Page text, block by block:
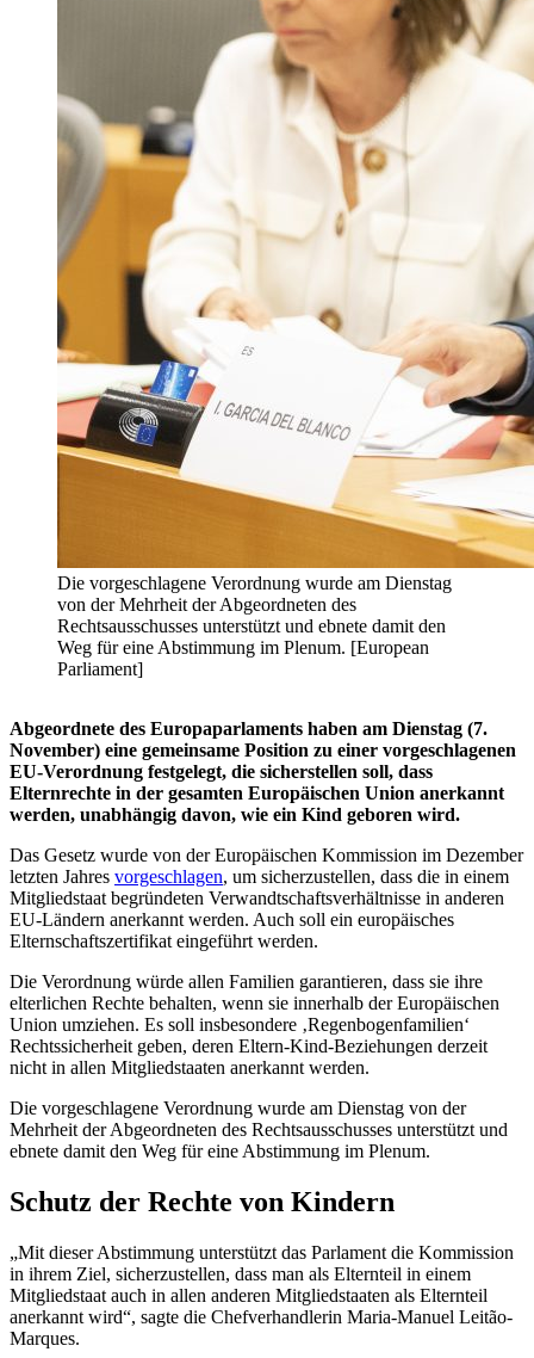
Die vorgeschlagene Verordnung wurde am Dienstag
von der Mehrheit der Abgeordneten des
Rechtsausschusses unterstützt und ebnete damit den
Weg für eine Abstimmung im Plenum. [European
Parliament]
Abgeordnete des Europaparlaments haben am Dienstag (7.
November) eine gemeinsame Position zu einer vorgeschlagenen
EU-Verordnung festgelegt, die sicherstellen soll, dass
Elternrechte in der gesamten Europäischen Union anerkannt
werden, unabhängig davon, wie ein Kind geboren wird.
Das Gesetz wurde von der Europäischen Kommission im Dezember
letzten Jahres vorgeschlagen, um sicherzustellen, dass die in einem
Mitgliedstaat begründeten Verwandtschaftsverhältnisse in anderen
EU-Ländern anerkannt werden. Auch soll ein europäisches
Elternschaftszertifikat eingeführt werden.
Die Verordnung würde allen Familien garantieren, dass sie ihre
elterlichen Rechte behalten, wenn sie innerhalb der Europäischen
Union umziehen. Es soll insbesondere ‚Regenbogenfamilien‘
Rechtssicherheit geben, deren Eltern-Kind-Beziehungen derzeit
nicht in allen Mitgliedstaaten anerkannt werden.
Die vorgeschlagene Verordnung wurde am Dienstag von der
Mehrheit der Abgeordneten des Rechtsausschusses unterstützt und
ebnete damit den Weg für eine Abstimmung im Plenum.
Schutz der Rechte von Kindern
„Mit dieser Abstimmung unterstützt das Parlament die Kommission
in ihrem Ziel, sicherzustellen, dass man als Elternteil in einem
Mitgliedstaat auch in allen anderen Mitgliedstaaten als Elternteil
anerkannt wird“, sagte die Chefverhandlerin Maria-Manuel Leitão-
Marques.